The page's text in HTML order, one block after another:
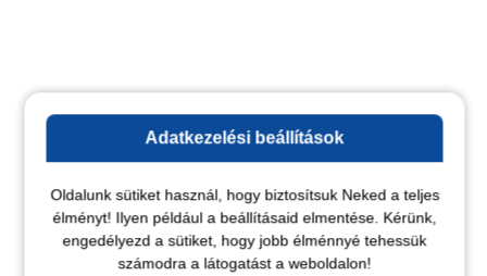
Adatkezelési beállítások
Oldalunk sütiket használ, hogy biztosítsuk Neked a teljes
élményt! Ilyen például a beállításaid elmentése. Kérünk,
engedélyezd a sütiket, hogy jobb élménnyé tehessük
számodra a látogatást a weboldalon!